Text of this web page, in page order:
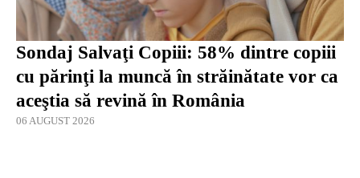
Sondaj Salvaţi Copiii: 58% dintre copiii
cu părinţi la muncă în străinătate vor ca
aceştia să revină în România
06 AUGUST 2026